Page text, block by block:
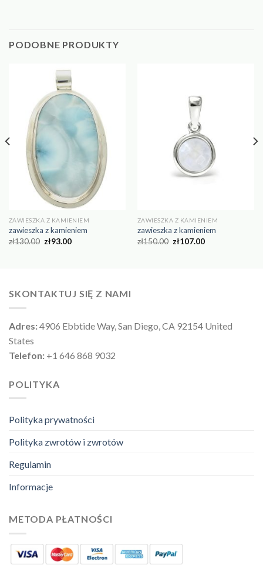
PODOBNE PRODUKTY
ZAWIESZKA Z KAMIENIEM
zawieszka z kamieniem
zł130.00 zł93.00
ZAWIESZKA Z KAMIENIEM
zawieszka z kamieniem
zł150.00 zł107.00
SKONTAKTUJ SIĘ Z NAMI
Adres:4906 Ebbtide Way, San Diego, CA 92154 United
States
Telefon: +1 646 868 9032
POLITYKA
Polityka prywatności
Polityka zwrotów i zwrotów
Regulamin
Informacje
METODA PŁATNOŚCI